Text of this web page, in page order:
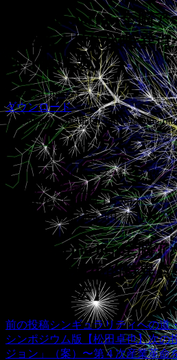
Final Scenarios:全脳
ら目指す技術的特異
筋【山川 宏】
[featured_image]
ダウンロード
Download is available until
バージョン
ダウンロード671
ファイルサイズ11.33 MB
ファイル数 1
投稿日2017年1月28日
最終更新日時2017年1月31日
Final Scenarios:全脳
ら目指す技術的特異
筋【山川 宏】
投
稿
前の投稿シンギュラリティへの道
シンポジウム版【松田卓也】次の
ジョン」（案）〜第４次産業革命